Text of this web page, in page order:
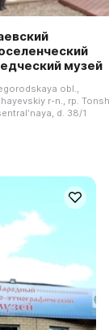
музей
obl.,
r-n., rp.
d. 38/1